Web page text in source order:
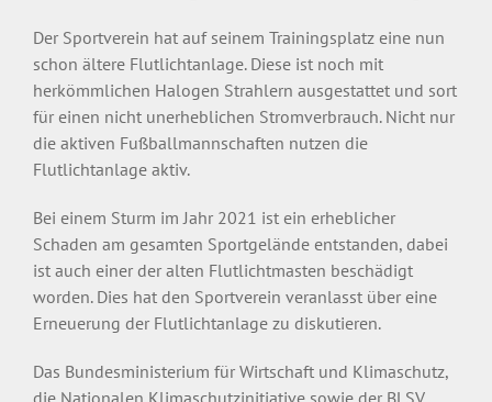
Der Sportverein hat auf seinem Trainingsplatz eine nun
schon ältere Flutlichtanlage. Diese ist noch mit
herkömmlichen Halogen Strahlern ausgestattet und sort
für einen nicht unerheblichen Stromverbrauch. Nicht nur
die aktiven Fußballmannschaften nutzen die
Flutlichtanlage aktiv.
Bei einem Sturm im Jahr 2021 ist ein erheblicher
Schaden am gesamten Sportgelände entstanden, dabei
ist auch einer der alten Flutlichtmasten beschädigt
worden. Dies hat den Sportverein veranlasst über eine
Erneuerung der Flutlichtanlage zu diskutieren.
Das Bundesministerium für Wirtschaft und Klimaschutz,
die Nationalen Klimaschutzinitiative sowie der BLSV